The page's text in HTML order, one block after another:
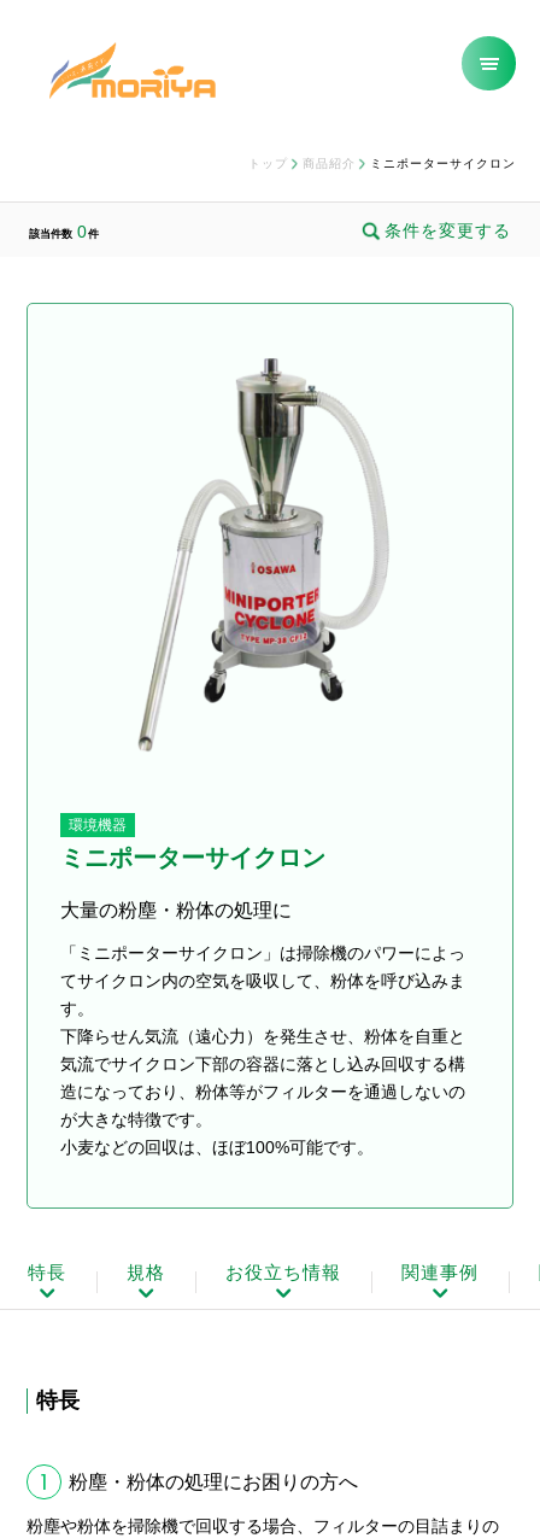
トップ 商品紹介 ミニポーターサイクロン
該当件数 0件 条件を変更する
環境機器
ミニポーターサイクロン
大量の粉塵・粉体の処理に
「ミニポーターサイクロン」は掃除機のパワーによっ
てサイクロン内の空気を吸収して、粉体を呼び込みま
す。
下降らせん気流（遠心力）を発生させ、粉体を自重と
気流でサイクロン下部の容器に落とし込み回収する構
造になっており、粉体等がフィルターを通過しないの
が大きな特徴です。
小麦などの回収は、ほぼ100%可能です。
特長 規格 お役立ち情報 関連事例
特長
1 粉塵・粉体の処理にお困りの方へ
粉塵や粉体を掃除機で回収する場合、フィルターの目詰まりの